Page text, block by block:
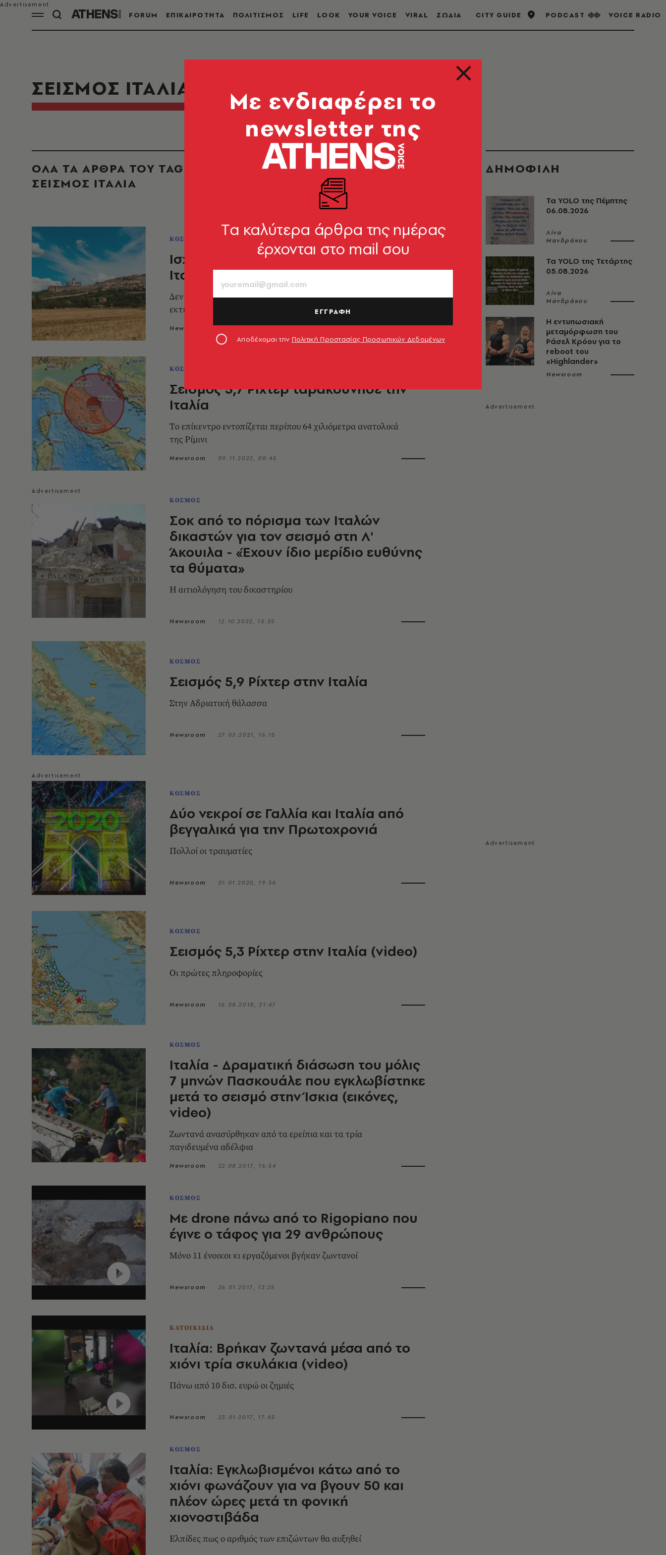
FORUM ΕΠΙΚΑΙΡΟΤΗΤΑ ΠΟΛΙΤΙΣΜΟΣ LIFE LOOK YOUR VOICE VIRAL ΖΩΔΙΑ CITY GUIDE PODCAST VOICE RADIO
ΣΕΙΣΜΟΣ ΙΤΑΛΙΑ
ΟΛΑ ΤΑ ΑΡΘΡΑ ΤΟΥ TAG
ΣΕΙΣΜΟΣ ΙΤΑΛΙΑ
ΚΟΣΜΟΣ
Ισχυρός σεισμός 4,4 Ρίχτερ στην
Ιταλία
Δεν έχουν εξακριβωθεί ζημιές έως τώρα - Οι πρώτες
εκτιμήσεις
Newsroom
ΚΟΣΜΟΣ
Σεισμός 5,7 Ρίχτερ ταρακούνησε την
Ιταλία
Tο επίκεντρο εντοπίζεται περίπου 64 χιλιόμετρα ανατολικά
της Ρίμινι
Newsroom 09.11.2022, 08:45
ΚΟΣΜΟΣ
Σοκ από το πόρισμα των Ιταλών
δικαστών για τον σεισμό στη Λ'
Άκουιλα - «Έχουν ίδιο μερίδιο ευθύνης
τα θύματα»
Η αιτιολόγηση του δικαστηρίου
Newsroom 12.10.2022, 15:25
ΚΟΣΜΟΣ
Σεισμός 5,9 Ρίχτερ στην Ιταλία
Στην Αδριατική θάλασσα
Newsroom 27.03.2021, 16:15
ΚΟΣΜΟΣ
Δύο νεκροί σε Γαλλία και Ιταλία από
βεγγαλικά για την Πρωτοχρονιά
Πολλοί οι τραυματίες
Newsroom 01.01.2020, 19:36
ΚΟΣΜΟΣ
Σεισμός 5,3 Ρίχτερ στην Ιταλία (video)
Οι πρώτες πληροφορίες
Newsroom 16.08.2018, 21:47
ΚΟΣΜΟΣ
Ιταλία - Δραματική διάσωση του μόλις
7 μηνών Πασκουάλε που εγκλωβίστηκε
μετά το σεισμό στην Ίσκια (εικόνες,
video)
Ζωντανά ανασύρθηκαν από τα ερείπια και τα τρία
παγιδευμένα αδέλφια
Newsroom 22.08.2017, 16:54
ΚΟΣΜΟΣ
Με drone πάνω από το Rigopiano που
έγινε ο τάφος για 29 ανθρώπους
Μόνο 11 ένοικοι κι εργαζόμενοι βγήκαν ζωντανοί
Newsroom 26.01.2017, 12:25
ΚΑΤΟΙΚΙΔΙΑ
Ιταλία: Βρήκαν ζωντανά μέσα από το
χιόνι τρία σκυλάκια (video)
Πάνω από 10 δισ. ευρώ οι ζημιές
Newsroom 23.01.2017, 17:45
ΚΟΣΜΟΣ
Ιταλία: Εγκλωβισμένοι κάτω από το
χιόνι φωνάζουν για να βγουν 50 και
πλέον ώρες μετά τη φονική
χιονοστιβάδα
Ελπίδες πως ο αριθμός των επιζώντων θα αυξηθεί
ΔΗΜΟΦΙΛΗ
Τα YOLO της Πέμπτης
06.08.2026
Λίνα
Μανδράκου
Τα YOLO της Τετάρτης
05.08.2026
Λίνα
Μανδράκου
Η εντυπωσιακή
μεταμόρφωση του
Ράσελ Κρόου για το
reboot του
«Highlander»
Newsroom
Mε ενδιαφέρει το
newsletter της
Tα καλύτερα άρθρα της ημέρας
έρχονται στο mail σου
ΕΓΓΡΑΦΗ
Αποδέχομαι την Πολιτική Προστασίας Προσωπικών Δεδομένων